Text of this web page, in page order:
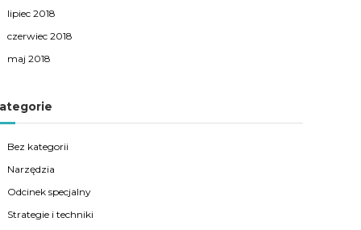
lipiec 2018
czerwiec 2018
maj 2018
Bez kategorii
Narzędzia
Odcinek specjalny
Strategie i techniki